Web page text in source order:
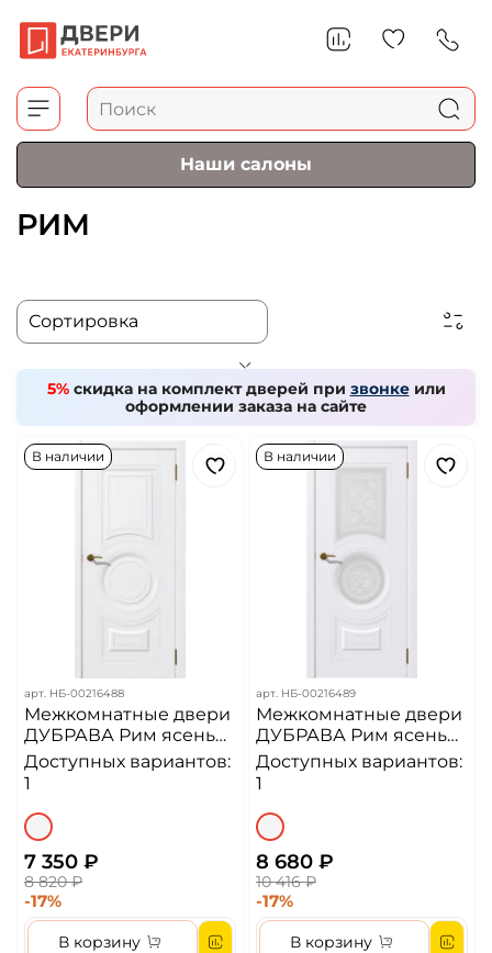
Наши салоны
РИМ
5% скидка на комплект дверей при звонкеили
оформлении заказа на сайте
В наличии
арт. НБ-00216488
Межкомнатные двери
ДУБРАВА Рим ясень
белый ДГ
Доступных вариантов:
1
7 350 ₽
8 820 ₽
-17%
В корзину
В наличии
арт. НБ-00216489
Межкомнатные двери
ДУБРАВА Рим ясень
белый ДО
Доступных вариантов:
1
8 680 ₽
10 416 ₽
-17%
В корзину